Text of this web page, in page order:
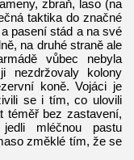
zbraň, laso (na
taktika do značné
pasení stád a na své
na druhé straně ale
vůbec nebyla
nezdržovaly kolony
koně. Vojáci je
se i tím, co ulovili
téměř bez zastavení,
mléčnou pastu
změklé tím, že se